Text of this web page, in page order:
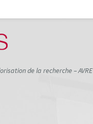
de la recherche – AVRE